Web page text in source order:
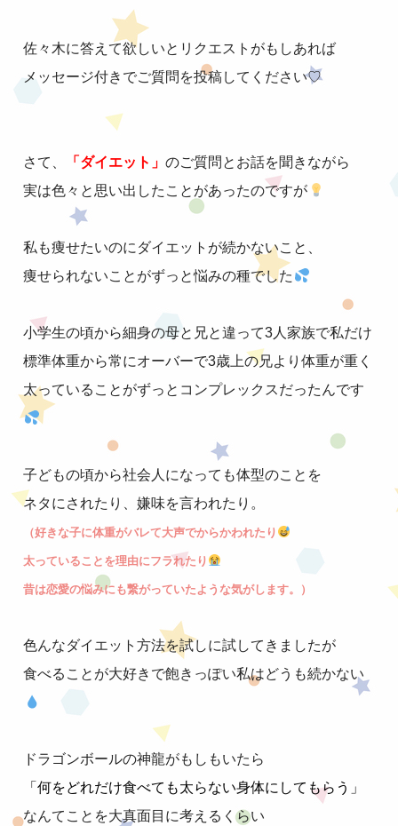
佐々木に答えて欲しいとリクエストがもしあれば
メッセージ付きでご質問を投稿してください♡
さて、 「ダイエット」のご質問とお話を聞きながら
実は色々と思い出したことがあったのですが
私も痩せたいのにダイエットが続かないこと、
痩せられないことがずっと悩みの種でした
小学生の頃から細身の母と兄と違って3人家族で私だけ
標準体重から常にオーバーで3歳上の兄より体重が重く
太っていることがずっとコンプレックスだったんです
子どもの頃から社会人になっても体型のことを
ネタにされたり、嫌味を言われたり。
（好きな子に体重がバレて大声でからかわれたり
太っていることを理由にフラれたり
昔は恋愛の悩みにも繋がっていたような気がします。）
色んなダイエット方法を試しに試してきましたが
食べることが大好きで飽きっぽい私はどうも続かない
ドラゴンボールの神龍がもしもいたら
「何をどれだけ食べても太らない身体にしてもらう」
なんてことを大真面目に考えるくらい